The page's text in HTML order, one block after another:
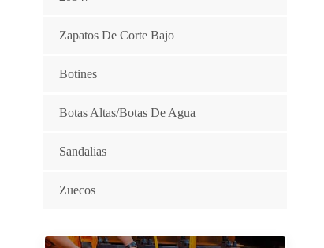
Zapatos De Corte Bajo
Botines
Botas Altas/botas De Agua
Sandalias
Zuecos